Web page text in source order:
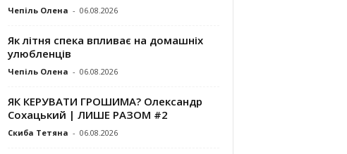
Чепіль Олена - 06.08.2026
Як літня спека впливає на домашніх
улюбленців
Чепіль Олена - 06.08.2026
ЯК КЕРУВАТИ ГРОШИМА? Олександр
Сохацький | ЛИШЕ РАЗОМ #2
Скиба Тетяна - 06.08.2026